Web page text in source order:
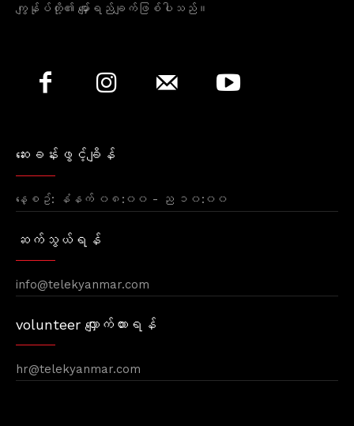
ကျွန်ုပ်တို့၏ မျှော်ရည်ချက်ဖြစ်ပါသည်။
ဆေးခန်းဖွင့်ချိန်
နေ့စဥ်: နံနက် ၀၈:၀၀ - ည ၁၀:၀၀
ဆက်သွယ်ရန်
info@telekyanmar.com
volunteer လျှောက်ထားရန်
hr@telekyanmar.com